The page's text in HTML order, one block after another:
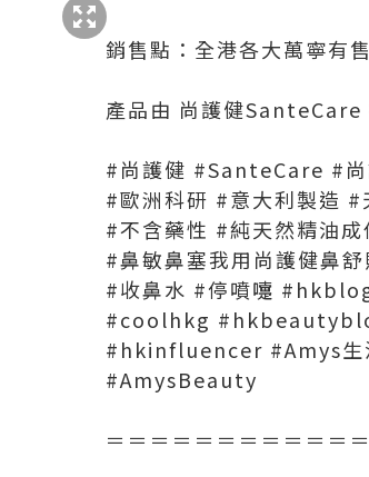
銷售點：全港各大萬寧有售
產品由 尚護健SanteCare
#尚護健 #SanteCare #尚
#歐洲科研 #意大利製造 #
#不含藥性 #純天然精油成
#鼻敏鼻塞我用尚護健鼻
#收鼻水 #停噴嚏
#coolhkg
#hkinfluencer #Amys生
#AmysBeauty
＝＝＝＝＝＝＝＝＝＝＝